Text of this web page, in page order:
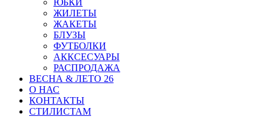
ЮБКИ
ЖИЛЕТЫ
ЖАКЕТЫ
БЛУЗЫ
ФУТБОЛКИ
АККСЕСУАРЫ
РАСПРОДАЖА
ВЕСНА & ЛЕТО 26
О НАС
КОНТАКТЫ
СТИЛИСТАМ